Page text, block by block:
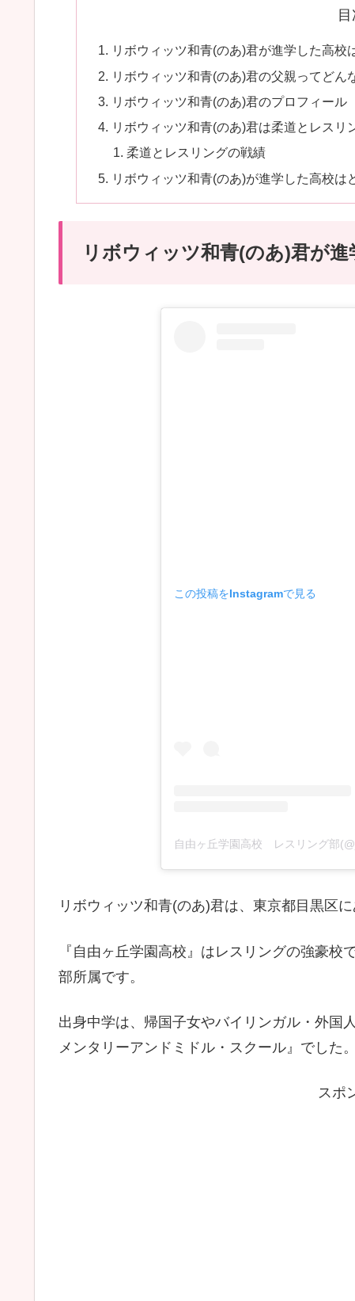
目
リボウィッツ和青(のあ)君が進学した高校
リボウィッツ和青(のあ)君の父親ってどん
リボウィッツ和青(のあ)君のプロフィール
リボウィッツ和青(のあ)君は柔道とレスリ
柔道とレスリングの戦績
リボウィッツ和青(のあ)が進学した高校
リボウィッツ和青(のあ)君が
この投稿をInstagramで見る
リボウィッツ和青(のあ)君は、東京都目黒区に
『自由ヶ丘学園高校』はレスリングの強豪
部所属です。
出身中学は、帰国子女やバイリンガル・外国
メンタリーアンドミドル・スクール』でした。
スポ